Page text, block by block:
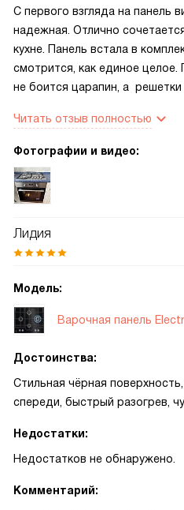
С первого взгляда на панель
надежная. Отлично
кухне. Панель встала в
смотрится, как единое целое.
не боится царапин, а
удобным, все поворотные
надёжные и удобные.
Читать отзыв полностью
Фотографии и видео:
Лидия
Модель:
Варочная панель
Достоинства:
Стильная чёрная
спереди, быстрый разогрев,
Недостатки:
Недостатков не обнаружено.
Комментарий: